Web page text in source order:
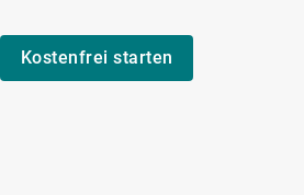
Kostenfrei starten